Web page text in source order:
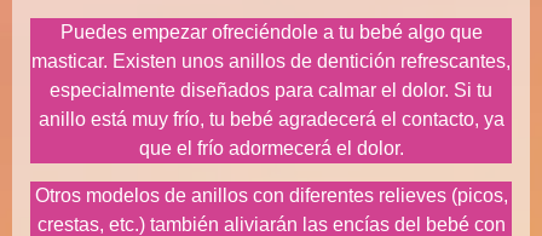
Puedes empezar ofreciéndole a tu bebé algo que
masticar. Existen unos anillos de dentición refrescantes,
especialmente diseñados para calmar el dolor. Si tu
anillo está muy frío, tu bebé agradecerá el contacto, ya
que el frío adormecerá el dolor.
Otros modelos de anillos con diferentes relieves (picos,
crestas, etc.) también aliviarán las encías del bebé con